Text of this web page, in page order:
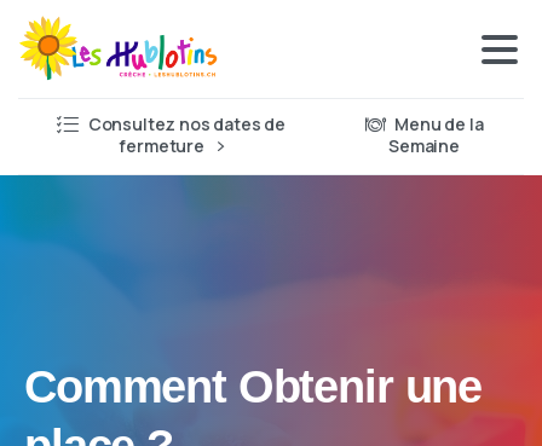
Consultez nos dates de
fermeture
Menu de la
Semaine
Comment Obtenir une